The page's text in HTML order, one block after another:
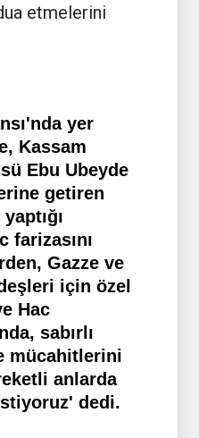
etmelerini
yer
Kassam
Ebu Ubeyde
getiren
farizasını
Gazze ve
için özel
Hac
sabırlı
mücahitlerini
anlarda
dedi.